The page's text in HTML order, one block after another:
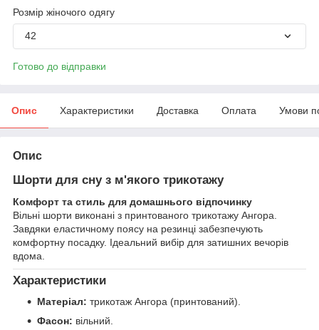
Розмір жіночого одягу
42
Готово до відправки
Опис Характеристики Доставка Оплата Умови
Опис
Шорти для сну з м'якого трикотажу
Комфорт та стиль для домашнього відпочинку
Вільні шорти виконані з принтованого трикотажу Ангора.
Завдяки еластичному поясу на резинці забезпечують
комфортну посадку. Ідеальний вибір для затишних вечорів
вдома.
Характеристики
Матеріал: трикотаж Ангора (принтований).
Фасон: вільний.